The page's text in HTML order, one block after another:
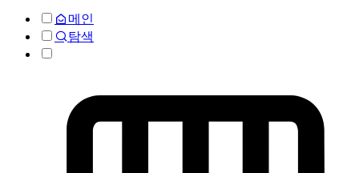
메인
탐색